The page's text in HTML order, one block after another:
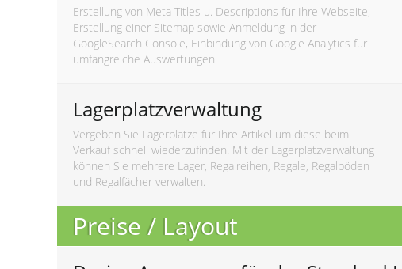
Erstellung von Meta Titles u. Descriptions für Ihre Webseite,
Erstellung einer Sitemap sowie Anmeldung in der
GoogleSearch Console, Einbindung von Google Analytics für
umfangreiche Auswertungen
Lagerplatzverwaltung
Vergeben Sie Lagerplätze für Ihre Artikel um diese beim
Verkauf schnell wiederzufinden. Mit der Lagerplatzverwaltung
können Sie mehrere Lager, Regalreihen, Regale, Regalböden
und Regalfächer verwalten.
Preise / Layout